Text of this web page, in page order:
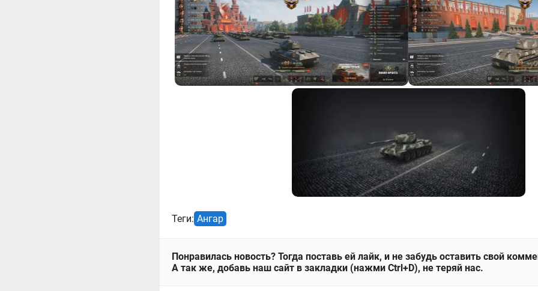
Теги: Ангар
Понравилась новость? Тогда поставь ей лайк, и не забудь оставить свой
А так же, добавь наш сайт в закладки (нажми Ctrl+D), не теряй нас.